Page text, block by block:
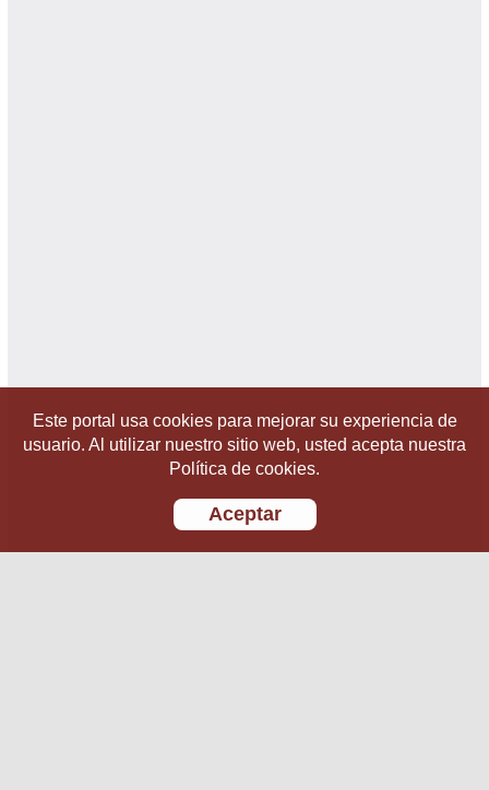
Este portal usa cookies para mejorar su experiencia de
usuario. Al utilizar nuestro sitio web, usted acepta nuestra
Política de cookies.
Aceptar